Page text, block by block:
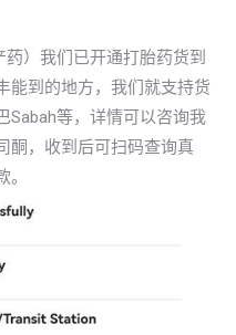
）我们已开通打胎药货到
能到的地方，我们就支持货
Sabah等，详情可以咨询我
酮，收到后可扫码查询真